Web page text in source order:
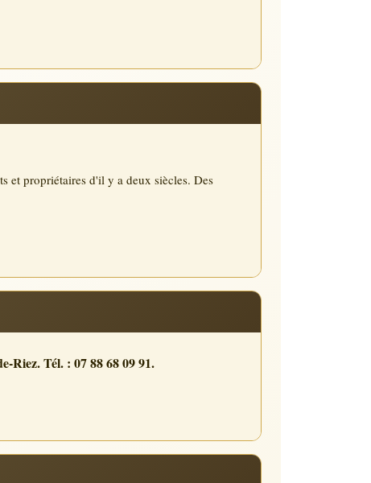
et propriétaires d'il y a deux siècles. Des
Riez. Tél. : 07 88 68 09 91.